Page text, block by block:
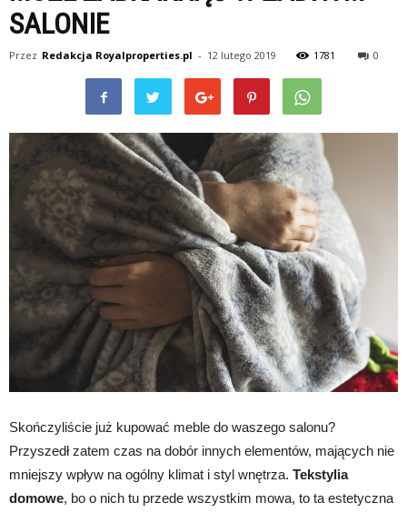
SALONIE
Przez Redakcja Royalproperties.pl - 12 lutego 2019 1781 0
Skończyliście już kupować meble do waszego salonu?
Przyszedł zatem czas na dobór innych elementów, mających nie
mniejszy wpływ na ogólny klimat i styl wnętrza. Tekstylia
domowe, bo o nich tu przede wszystkim mowa, to ta estetyczna